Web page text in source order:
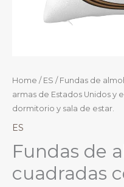
Home / ES / Fundas de
armas de Estados Unidos y
dormitorio y sala de estar.
ES
Fundas de
cuadradas